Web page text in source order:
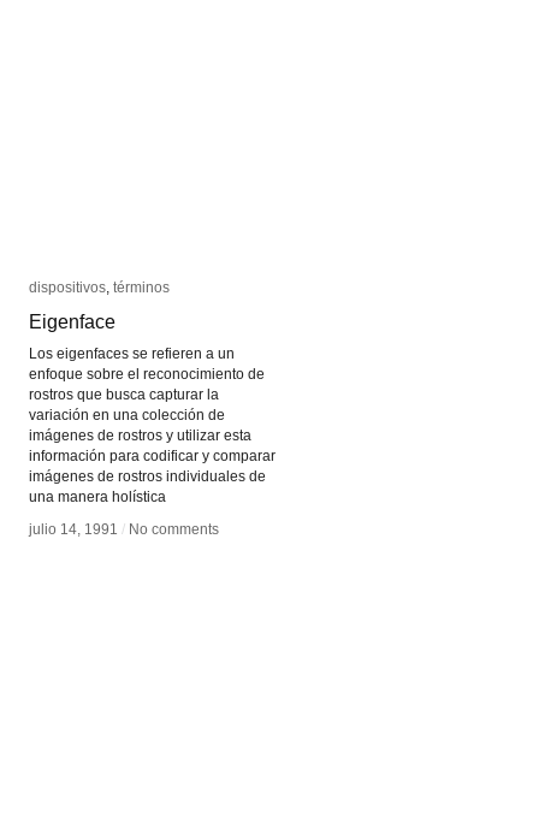
dispositivos términos
Eigenface
Los eigenfaces se refieren a un
enfoque sobre el reconocimiento de
rostros que busca capturar la
variación en una colección de
imágenes de rostros y utilizar esta
información para codificar y comparar
imágenes de rostros individuales de
una manera holística
julio 14, 1991 / No comments
dispositivos términos
Eigenface
julio 14, 1991 / No comments